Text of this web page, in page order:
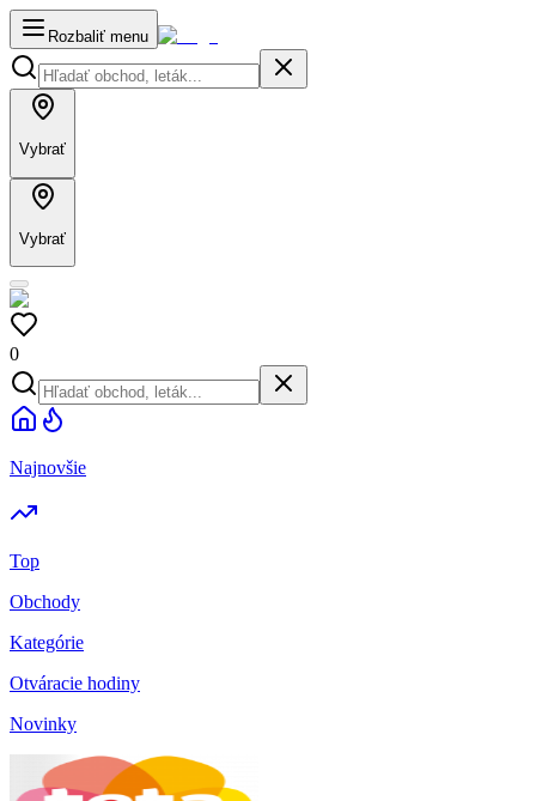
Rozbaliť menu
Vybrať
Vybrať
0
Najnovšie
Top
Obchody
Kategórie
Otváracie hodiny
Novinky